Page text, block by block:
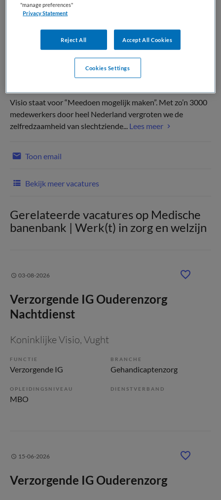
Visio staat voor “Meedoen mogelijk maken”. Met zo’n 3000
medewerkers door heel Nederland vergroten we de
zelfredzaamheid van slechtziende... Lees meer
Toon email
Bekijk meer vacatures
Gerelateerde vacatures op Medische
banenbank | Werk(t) in zorg en welzijn
03-08-2026
Verzorgende IG Ouderenzorg
Nachtdienst
Koninklijke Visio, Vught
FUNCTIE
Verzorgende IG
BRANCHE
Gehandicaptenzorg
OPLEIDINGSNIVEAU
MBO
DIENSTVERBAND
15-06-2026
Verzorgende IG Ouderenzorg
"manage preferences"
Privacy Statement
Reject All Accept All Cookies
Cookies Settings